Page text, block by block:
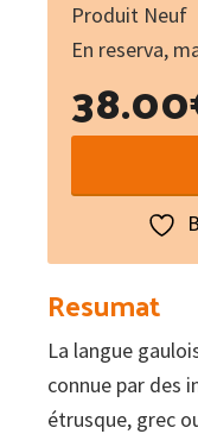
Produit Neuf
En reserva,
38.00
de
quantity
Resumat
La langue
connue par des
étrusque, grec